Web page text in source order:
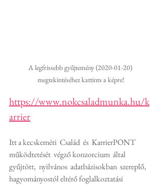
A legfrissebb gyűjtemény (2020-01-20)
megtekintéséhez kattints a képre!
https://www.nokcsaladmunka.hu/k
arrier
Itt a kecskeméti  Család  és  KarrierPONT
működtetését  végző konzorcium  által
gyűjtött,  nyilvános  adatbázisokban  szereplő,
hagyományostól eltérő foglalkoztatási